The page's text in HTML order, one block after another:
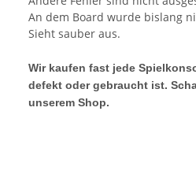
An dem Board wurde bislang
Sieht sauber aus.
Wir kaufen fast jede
defekt oder gebraucht ist.
unserem Shop.